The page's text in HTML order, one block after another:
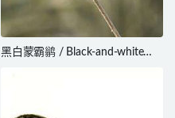
黑白蒙霸鹟 / Black-and-white